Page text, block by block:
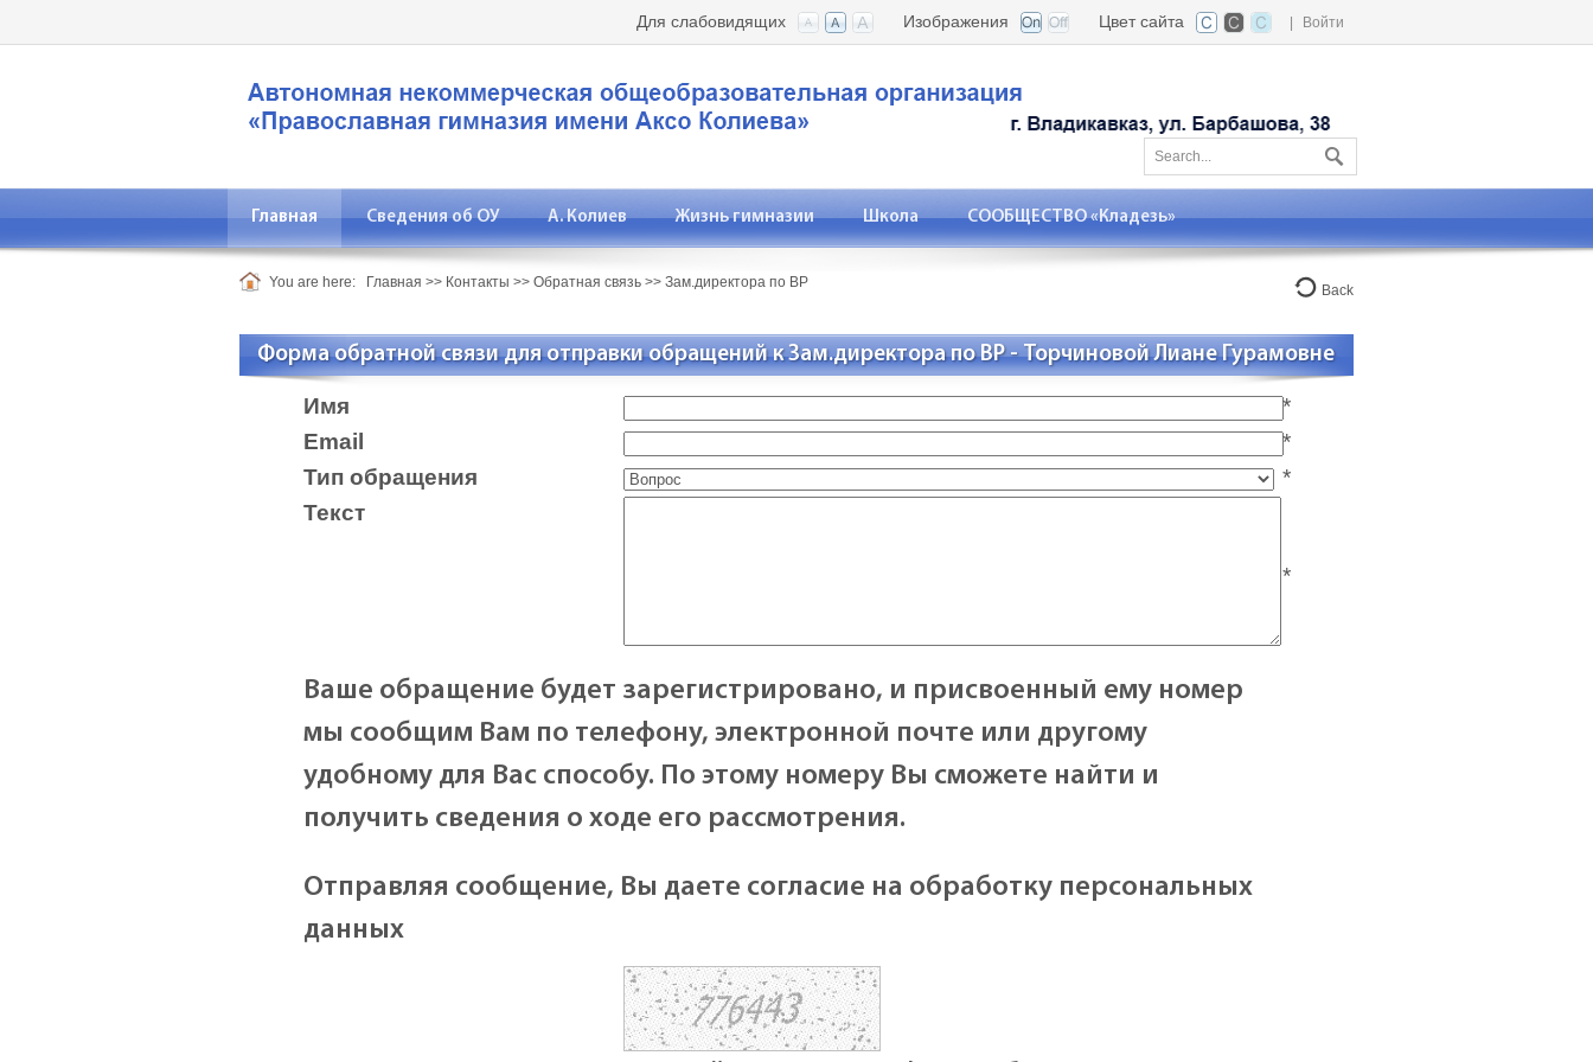
Войти
Цвет сайта
Изображения
Для слабовидящих
Главная Сведения об ОУ А. Колиев Жизнь гимназии Школа СООБЩЕСТВО «Кладезь»
You are here: Главная >> Контакты >> Обратная связь >> Зам.директора по ВР Back
Форма обратной связи для отправки обращений к Зам.директора по ВР - Торчиновой Лиане Гурамовне
Имя
*
Email
*
Тип обращения
*
Текст
*
Ваше обращение будет зарегистрировано, и присвоенный ему номер
мы сообщим Вам по телефону, электронной почте или другому
удобному для Вас способу. По этому номеру Вы сможете найти и
получить сведения о ходе его рассмотрения.
Отправляя сообщение, Вы даете согласие на обработку персональных
данных